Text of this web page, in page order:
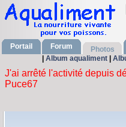
Portail Forum Photos
Album aqualiment